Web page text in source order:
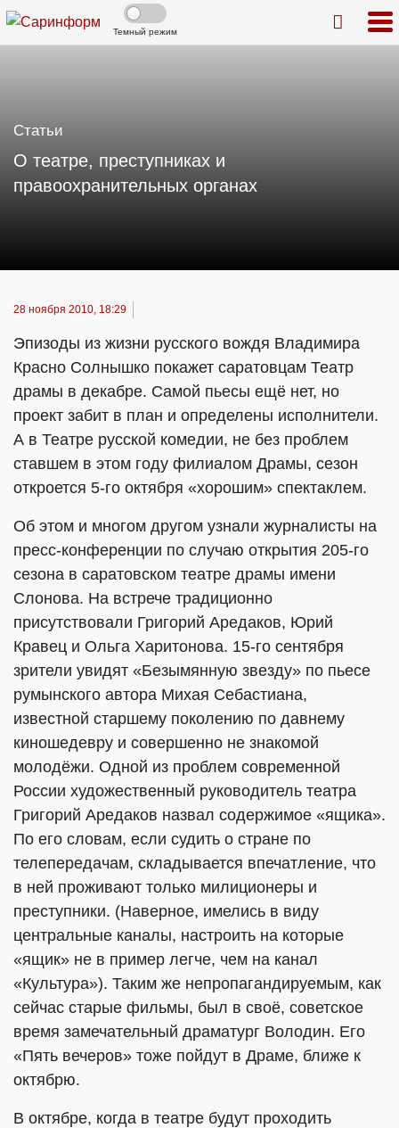
Темный режим
Статьи
О театре, преступниках и
правоохранительных органах
28 ноября 2010, 18:29
Эпизоды из жизни русского вождя Владимира
Красно Солнышко покажет саратовцам Театр
драмы в декабре. Самой пьесы ещё нет, но
проект забит в план и определены исполнители.
А в Театре русской комедии, не без проблем
ставшем в этом году филиалом Драмы, сезон
откроется 5-го октября «хорошим» спектаклем.
Об этом и многом другом узнали журналисты на
пресс-конференции по случаю открытия 205-го
сезона в саратовском театре драмы имени
Слонова. На встрече традиционно
присутствовали Григорий Аредаков, Юрий
Кравец и Ольга Харитонова. 15-го сентября
зрители увидят «Безымянную звезду» по пьесе
румынского автора Михая Себастиана,
известной старшему поколению по давнему
киношедевру и совершенно не знакомой
молодёжи. Одной из проблем современной
России художественный руководитель театра
Григорий Аредаков назвал содержимое «ящика».
По его словам, если судить о стране по
телепередачам, складывается впечатление, что
в ней проживают только милиционеры и
преступники. (Наверное, имелись в виду
центральные каналы, настроить на которые
«ящик» не в пример легче, чем на канал
«Культура»). Таким же непропагандируемым, как
сейчас старые фильмы, был в своё, советское
время замечательный драматург Володин. Его
«Пять вечеров» тоже пойдут в Драме, ближе к
октябрю.
В октябре, когда в театре будут проходить